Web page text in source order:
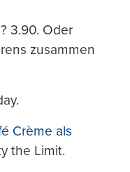
3.90. Oder
zusammen
Crème als
the Limit.